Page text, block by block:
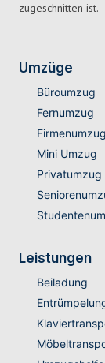
zugeschnitten ist.
Umzüge
Büroumzug
Fernumzug
Firmenumzug
Mini Umzug
Privatumzug
Leistungen
Beiladung